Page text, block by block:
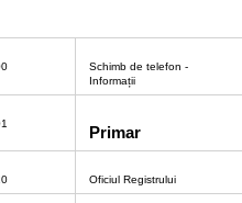
Schimb de telefon -
Informații
Primar
Oficiul Registrului